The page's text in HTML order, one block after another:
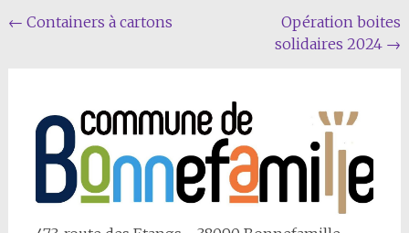
Navigation
← Containers à cartons
Opération boites
solidaires 2024 →